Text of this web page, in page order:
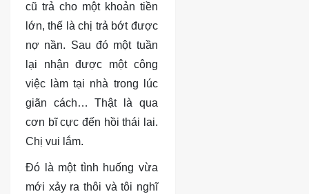
cũ trả cho một khoản tiền
lớn, thế là chị trả bớt được
nợ nần. Sau đó một tuần
lại nhận được một công
việc làm tại nhà trong lúc
giãn cách… Thật là qua
cơn bĩ cực đến hồi thái lai.
Chị vui lắm.
Đó là một tình huống vừa
mới xảy ra thôi và tôi nghĩ